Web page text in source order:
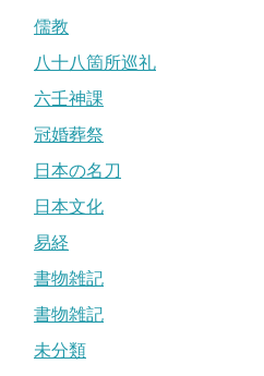
儒教
八十八箇所巡礼
六壬神課
冠婚葬祭
日本の名刀
日本文化
易経
書物雑記
書物雑記
未分類